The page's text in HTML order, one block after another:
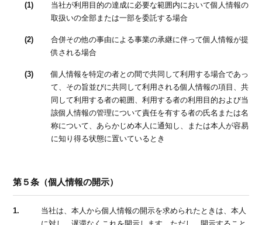
(1)
当社が利用目的の達成に必要な範囲内において個人情報の
取扱いの全部または一部を委託する場合
(2)
合併その他の事由による事業の承継に伴って個人情報が提
供される場合
(3)
個人情報を特定の者との間で共同して利用する場合であっ
て、その旨並びに共同して利用される個人情報の項目、共
同して利用する者の範囲、利用する者の利用目的および当
該個人情報の管理について責任を有する者の氏名または名
称について、あらかじめ本人に通知し、または本人が容易
に知り得る状態に置いているとき
第５条（個人情報の開示）
1.
当社は、本人から個人情報の開示を求められたときは、本人